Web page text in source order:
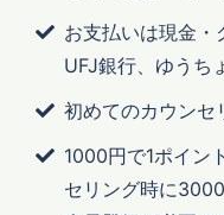
お支払いは現金・
UFJ銀行、ゆうち
初めてのカウンセ
1000円で1ポイン
セリング時に